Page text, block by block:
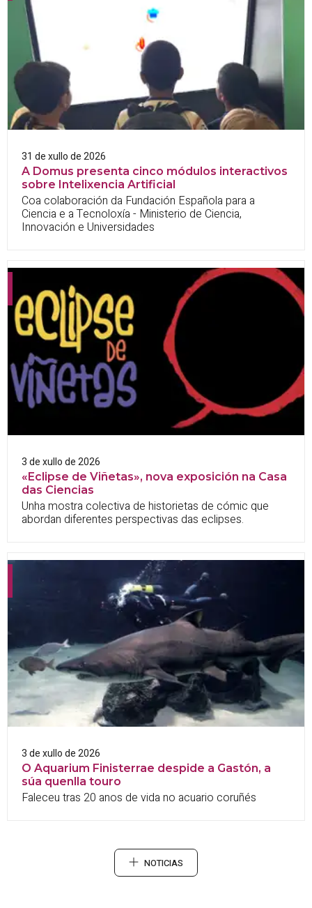
31 de xullo de 2026
A Domus presenta cinco módulos interactivos
sobre Intelixencia Artificial
Coa colaboración da Fundación Española para a
Ciencia e a Tecnoloxía - Ministerio de Ciencia,
Innovación e Universidades
3 de xullo de 2026
«Eclipse de Viñetas», nova exposición na Casa
das Ciencias
Unha mostra colectiva de historietas de cómic que
abordan diferentes perspectivas das eclipses.
3 de xullo de 2026
O Aquarium Finisterrae despide a Gastón, a
súa quenlla touro
Faleceu tras 20 anos de vida no acuario coruñés
NOTICIAS